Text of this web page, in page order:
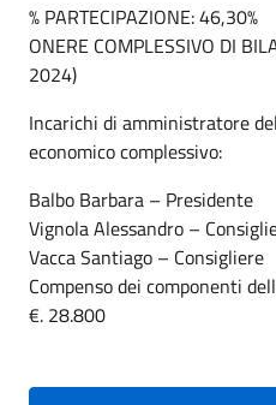
% PARTECIPAZIONE: 46,30%
ONERE COMPLESSIVO DI
2024)
Incarichi di amministratore
economico complessivo:
Balbo Barbara – Presidente
Vignola Alessandro –
Vacca Santiago – Consigliere
Compenso dei componenti
€. 28.800